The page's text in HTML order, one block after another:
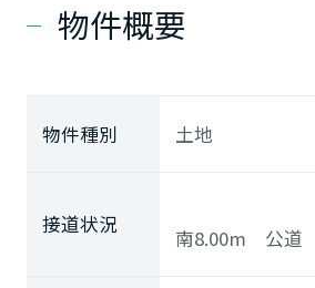
物件概要
物件種別 土地
接道状況
南8.00m 公道